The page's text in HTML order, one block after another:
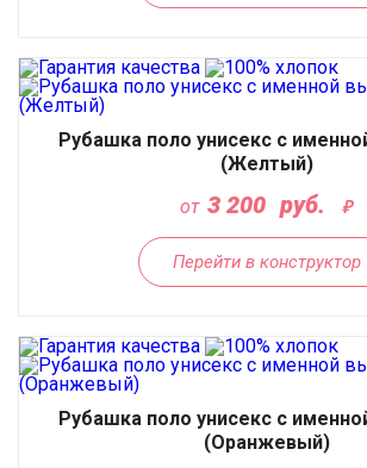
Рубашка поло унисекс с
(Желтый)
от 3 200 руб.
Перейти в конструктор
Рубашка поло унисекс с
(Оранжевый)